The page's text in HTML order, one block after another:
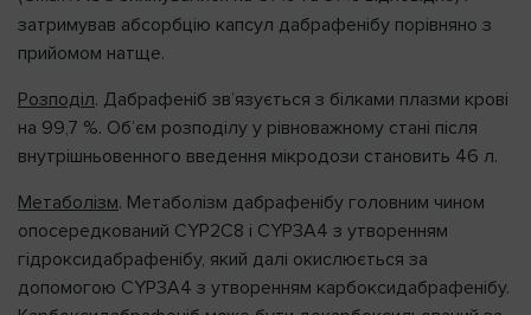
затримував абсорбцію капсул дабрафенібу порівняно з
прийомом натще.
Розподіл. Дабрафеніб зв’язується з білками плазми крові
на 99,7 %. Об’єм розподілу у рівноважному стані після
внутрішньовенного введення мікродози становить 46 л.
Метаболізм. Метаболізм дабрафенібу головним чином
опосередкований CYP2C8 і CYP3A4 з утворенням
гідроксидабрафенібу, який далі окислюється за
допомогою CYP3A4 з утворенням карбоксидабрафенібу.